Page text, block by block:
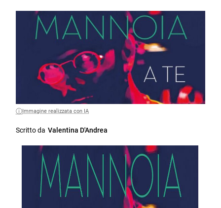
Immagine realizzata con IA
Scritto da Valentina D'Andrea